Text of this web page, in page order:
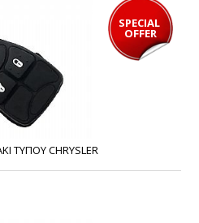
SPECIAL
OFFER
ΤΥΠΟΥ CHRYSLER